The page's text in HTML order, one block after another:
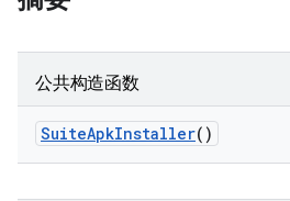
公共构造函数
SuiteApkInstaller()